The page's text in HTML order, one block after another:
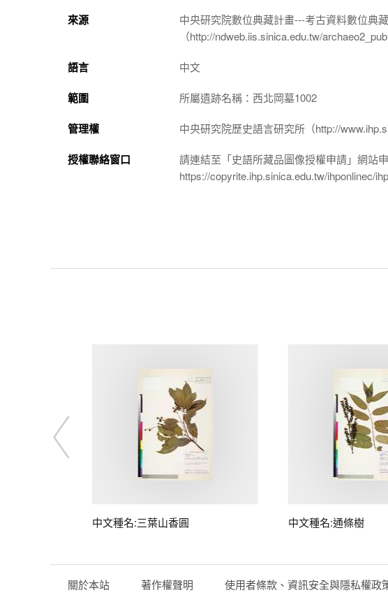
來源
中央研究院數位典藏計畫---考古資料數位典
（http://ndweb.iis.sinica.edu.tw/
語言 中文
範圍 所屬遺跡名稱：西北岡墓1002
管理權 中央研究院歷史語言研究所（http://
授權聯絡窗口
請連結至「史語所藏品圖像授權申請」網站
https://copyrite.ihp.sinica.edu.tw/ihponlinec/
中文種名:三葉山香圓 中文種名:通條樹
關於本站 著作權聲明 使用者條款、資訊安全與隱私權政